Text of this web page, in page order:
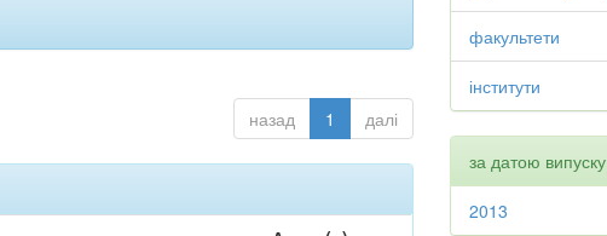
назад 1 далі
факультети
інститути
за датою випуску
2013